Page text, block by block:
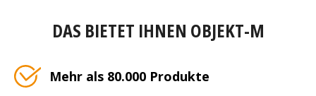
DAS BIETET IHNEN OBJEKT-M
Mehr als 80.000 Produkte